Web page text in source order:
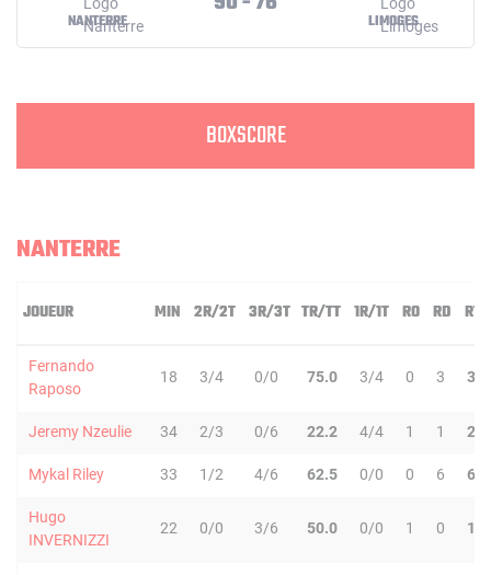
NANTERRE LIMOGES
BOXSCORE
NANTERRE
JOUEUR MIN 2R/2T 3R/3T TR/TT 1R/1T RO RD RT
Fernando
Raposo
18 3/4 0/0 75.0 3/4 0 3 3
Jeremy Nzeulie 34 2/3 0/6 22.2 4/4 1 1 2
Mykal Riley 33 1/2 4/6 62.5 0/0 0 6 6
Hugo
INVERNIZZI
22 0/0 3/6 50.0 0/0 1 0 1